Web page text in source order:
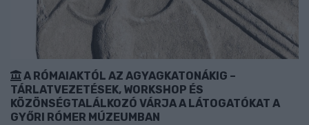
A RÓMAIAKTÓL AZ AGYAGKATONÁKIG –
TÁRLATVEZETÉSEK, WORKSHOP ÉS
KÖZÖNSÉGTALÁLKOZÓ VÁRJA A LÁTOGATÓKAT A
GYŐRI RÓMER MÚZEUMBAN